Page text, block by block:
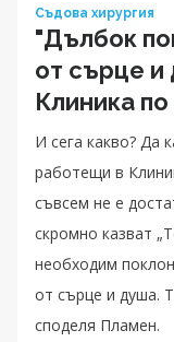
Съдова хирургия
"Дълбок
от сърце и
Клиника
И сега какво? Да
работещи в
съвсем не е
скромно казват
необходим
от сърце и душа.
споделя Пламен.